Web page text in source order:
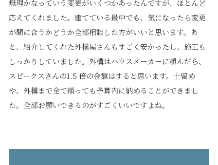
無理かなっていう変更がいくつかあったんですが、ほとんど
応えてくれました。建てている最中でも、気になったら変更
が間に合うかどうか全部相談した方がいいと思います。あ
と、紹介してくれた外構屋さんもすごく安かったし、施工も
しっかりしていました。外構はハウスメーカーに頼んだら、
スピークスさんの1.5 倍の金額はすると思います。土留め
や、外構まで全て頼っても予算内に納めることができまし
た。全部お願いできるのがすごくいいですよね。